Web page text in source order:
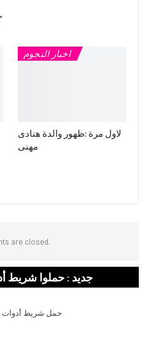
اخبار النجوم
لاول مرة :ظهور والدة هنادى
مهنى
are closed.
جديد : حملوا شريط